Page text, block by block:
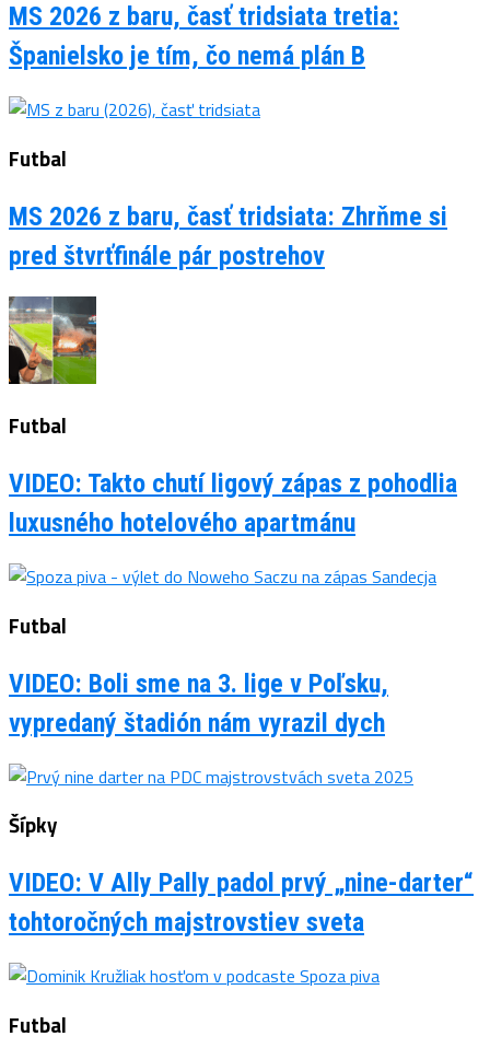
MS 2026 z baru, časť tridsiata tretia:
Španielsko je tím, čo nemá plán B
Futbal
MS 2026 z baru, časť tridsiata: Zhrňme si
pred štvrťfinále pár postrehov
Futbal
VIDEO: Takto chutí ligový zápas z pohodlia
luxusného hotelového apartmánu
Futbal
VIDEO: Boli sme na 3. lige v Poľsku,
vypredaný štadión nám vyrazil dych
Šípky
VIDEO: V Ally Pally padol prvý „nine-darter“
tohtoročných majstrovstiev sveta
Futbal